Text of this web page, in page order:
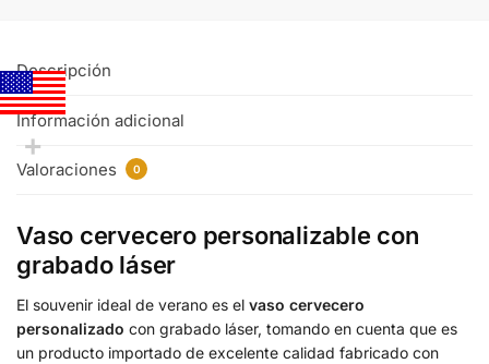
Descripción
Información adicional
Valoraciones 0
Vaso cervecero personalizable con
grabado láser
El souvenir ideal de verano es el vaso cervecero
personalizado con grabado láser, tomando en cuenta que es
un producto importado de excelente calidad fabricado con